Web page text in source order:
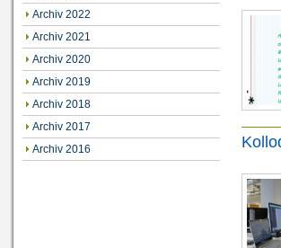
Archiv 2022
Archiv 2021
Archiv 2020
Archiv 2019
Archiv 2018
Archiv 2017
Archiv 2016